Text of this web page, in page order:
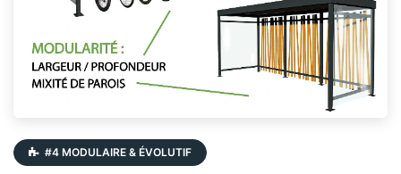
#4 MODULAIRE & ÉVOLUTIF